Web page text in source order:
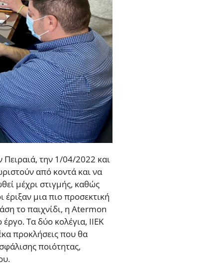
την 1/04/2022 και
από κοντά και να
μέχρι στιγμής, καθώς
μια πιο προσεκτική
το παιχνίδι, η Atermon
Τα δύο κολέγια, IIEK
προκλήσεις που θα
ποιότητας,